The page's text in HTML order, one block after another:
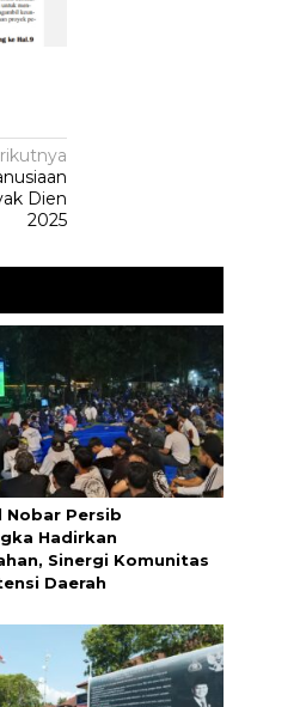
Dien
2025
Nobar Persib
Hadirkan
Sinergi Komunitas
Daerah